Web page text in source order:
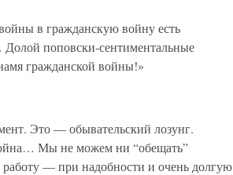
в гражданскую войну есть
поповски-сентиментальные
гражданской войны!»
Это — обывательский лозунг.
Мы не можем ни “обещать”
работу — при надобности и очень долгую